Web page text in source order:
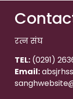
रत्न संघ
TEL: (0291)
Email: